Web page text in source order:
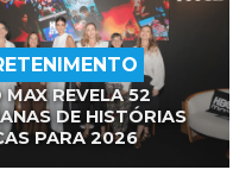
MAX REVELA 52
DE HISTÓRIAS
PARA 2026